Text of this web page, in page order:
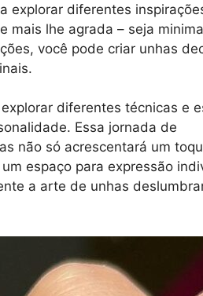
explorar diferentes
mais lhe agrada – seja
você pode criar unhas
diferentes técnicas e
Essa jornada de
não só acrescentará um
espaço para expressão
a arte de unhas